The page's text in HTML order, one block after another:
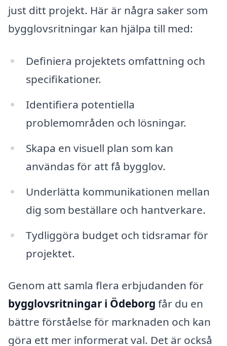
just ditt projekt. Här är några saker som
bygglovsritningar kan hjälpa till med:
Definiera projektets omfattning och
specifikationer.
Identifiera potentiella
problemområden och lösningar.
Skapa en visuell plan som kan
användas för att få bygglov.
Underlätta kommunikationen mellan
dig som beställare och hantverkare.
Tydliggöra budget och tidsramar för
projektet.
Genom att samla flera erbjudanden för
bygglovsritningar i Ödeborg får du en
bättre förståelse för marknaden och kan
göra ett mer informerat val. Det är också